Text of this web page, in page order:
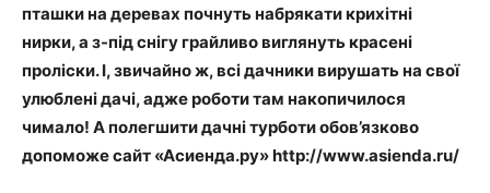
пташки на деревах почнуть набрякати крихітні
нирки, а з-під снігу грайливо виглянуть красені
проліски. І, звичайно ж, всі дачники вирушать на свої
улюблені дачі, адже роботи там накопичилося
чимало! А полегшити дачні турботи обов’язково
допоможе сайт «Асиенда.ру» http://www.asienda.ru/